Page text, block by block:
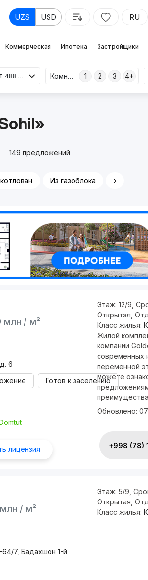
UZS USD RU
Коммерческая Ипотека Застройщики
488 млн Комнаты 1 2 3 4+
149 предложений
Из газоблока ›
млн / м²
6
Готов к заселению
лицензия
Этаж: 12/9
Открытая
Класс жилья:
Жилой
компании
современных
переменной
можете
Обновлено:
+998 (78)
/ м²
7, Бадахшон 1-й
Этаж: 5/9
Открытая
Класс жилья: